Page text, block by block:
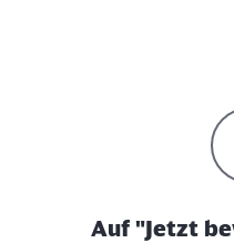
Auf "Jetzt